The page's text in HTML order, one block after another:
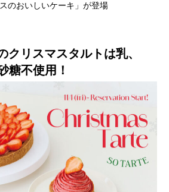
のおいしいケーキ」が登場
クリスマスタルトは乳、
糖不使用！